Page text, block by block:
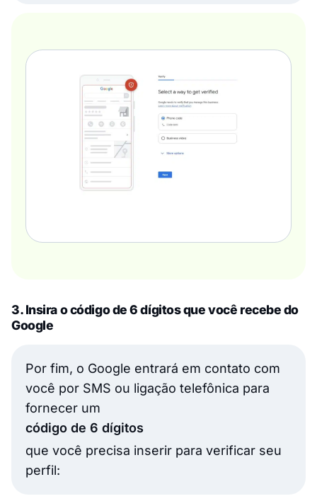
3. Insira o código de 6 dígitos que você recebe do
Google
Por fim, o Google entrará em contato com
você por SMS ou ligação telefônica para
fornecer um
código de 6 dígitos
que você precisa inserir para verificar seu
perfil: